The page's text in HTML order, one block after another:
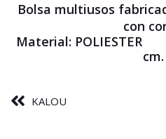
Bolsa multiusos
con
Material:
cm.
KALOU